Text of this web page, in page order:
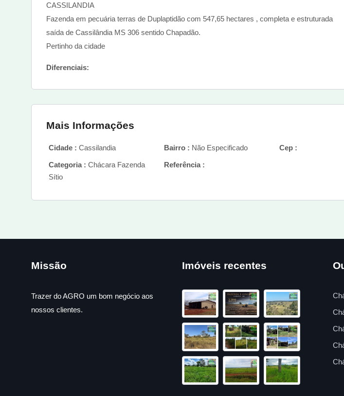
CASSILANDIA
Fazenda em pecuária terras de Duplaptidão com 547,65 hectares , completa e estruturada
saída de Cassilândia MS 306 sentido Chapadão.
Pertinho da cidade
Diferenciais:
Mais Informações
Cidade : Cassilandia Bairro : Não Especificado Cep :
Categoria : Chácara Fazenda
Sítio
Referência :
Missão
Trazer do AGRO um bom negócio aos
nossos clientes.
Imóveis recentes